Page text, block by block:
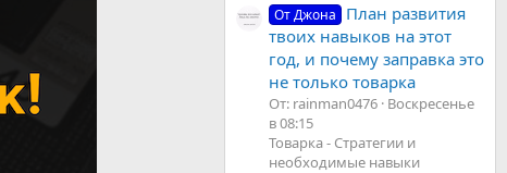
От Джона
План развития
твоих навыков на этот
год, и почему заправка это
не только товарка
От: rainman0476 Воскресенье
в 08:15
Товарка - Стратегии и
необходимые навыки